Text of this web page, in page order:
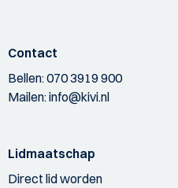
Contact
Bellen:070 3919 900
Mailen:info@kivi.nl
Lidmaatschap
Direct lid worden